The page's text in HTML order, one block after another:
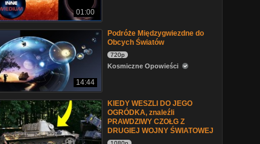
01:00
14:44
Podróże Międzygwiezdne do
Obcych Światów
720p
Kosmiczne Opowieści
KIEDY WESZLI DO JEGO
OGRÓDKA, znaleźli
PRAWDZIWY CZOŁG Z
DRUGIEJ WOJNY ŚWIATOWEJ